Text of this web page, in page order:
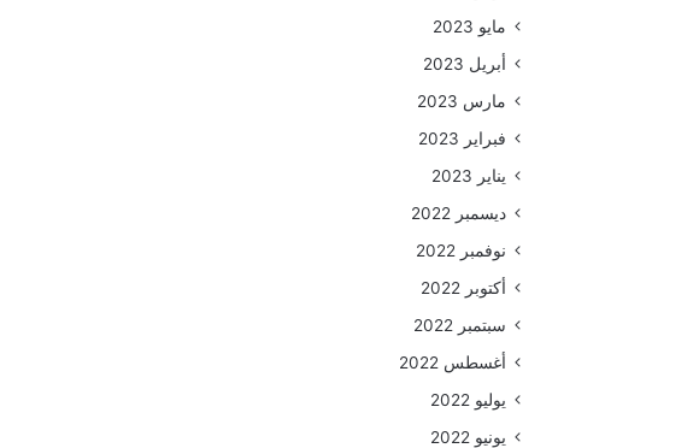
مايو 2023
أبريل 2023
مارس 2023
فبراير 2023
يناير 2023
ديسمبر 2022
نوفمبر 2022
أكتوبر 2022
سبتمبر 2022
أغسطس 2022
يوليو 2022
يونيو 2022